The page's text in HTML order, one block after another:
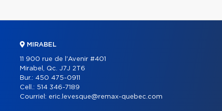
MIRABEL
11 900 rue de l'Avenir #401
Mirabel, Qc. J7J 2T6
Bur.: 450 475-0911
Cell.: 514 346-7189
Courriel: eric.levesque@remax-quebec.com